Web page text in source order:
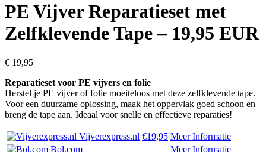
PE Vijver Reparatieset met
Zelfklevende Tape – 19,95 EUR
€ 19,95
Reparatieset voor PE vijvers en folie
Herstel je PE vijver of folie moeiteloos met deze zelfklevende tape.
Voor een duurzame oplossing, maak het oppervlak goed schoon en
breng de tape aan. Ideaal voor snelle en effectieve reparaties!
Vijverexpress.nl €19,95 Meer Informatie
Bol.com
Meer Informatie